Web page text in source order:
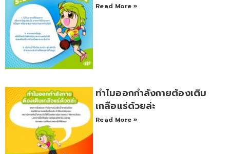
Read More »
ทำไมออกกำลังกายต้องเติม
เกลือแร่ด้วยล่ะ
Read More »